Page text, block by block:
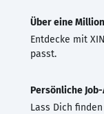
Über eine
Entdecke mit
passt.
Persönliche
Lass Dich